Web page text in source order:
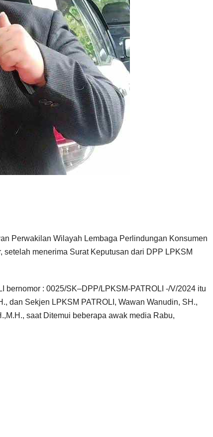
Perwakilan Wilayah Lembaga Perlindungan Konsumen
menerima Surat Keputusan dari DPP LPKSM
: 0025/SK–DPP/LPKSM-PATROLI -/V/2024 itu
dan Sekjen LPKSM PATROLI, Wawan Wanudin, SH.,
saat Ditemui beberapa awak media Rabu,